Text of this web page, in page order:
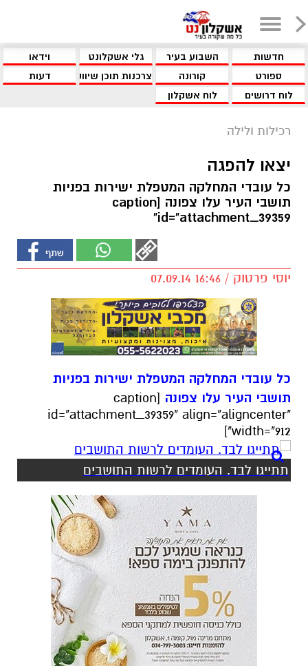
חדשות השבוע בעיר גלי אשקלונט
וידאו
ספורט
קורונה צרכנות תוכן שיווקי
דעות
לוח דרושים
לוח אשקלון
רכילות ולילה
יצאו להפגה
כל עובדי המחלקה המטפלת ישירות בפניות
תושבי העיר עלו צפונה [caption
id="attachment_39359"
יוסי פרטוק / 16:46 07.09.14
כל עובדי המחלקה המטפלת ישירות בפניות
תושבי העיר עלו צפונה
[caption
id="attachment_39359" align="aligncenter"
width="912"]
תתייגו לבד. העומדים לרשות התושבים